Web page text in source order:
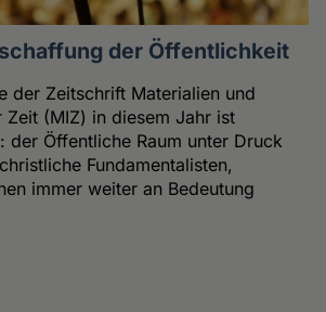
der Öffentlichkeit
der Zeitschrift Materialien und
Zeit (MIZ) in diesem Jahr ist
der Öffentliche Raum unter Druck
Fundamentalisten,
immer weiter an Bedeutung